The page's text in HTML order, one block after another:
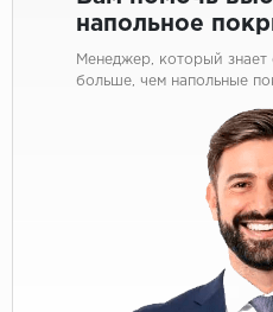
напольное
Менеджер, который знает
больше, чем напольные